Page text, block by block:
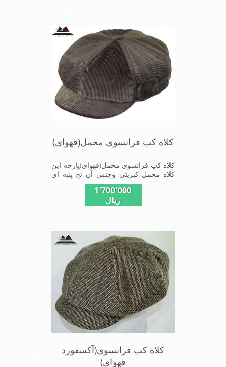
کلاه کپ فرانسوی مخمل(قهوای)
کلاه کپ فرانسوی مخمل(قهوای)پارچه این
کلاه مخمل کبریتی وجنس آن نخ پنبه ای
61-است بسیار خوش رنگ و شیک خوش
دوخت و راحت پارچه مخمل لطیف
1٬700٬000
ریال
کلاه کپ فرانسوی(آکسفورد
قهوای)